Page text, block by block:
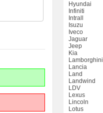
Hyundai
Infiniti
Intrall
Isuzu
Iveco
Jaguar
Jeep
Kia
Lamborghini
Lancia
Land
Landwind
LDV
Lexus
Lincoln
Lotus